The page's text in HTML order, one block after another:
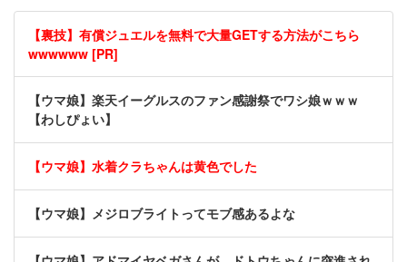
【裏技】有償ジュエルを無料で大量GETする方法がこちら
wwwwww [PR]
【ウマ娘】楽天イーグルスのファン感謝祭でワシ娘ｗｗｗ
【わしぴょい】
【ウマ娘】水着クラちゃんは黄色でした
【ウマ娘】メジロブライトってモブ感あるよな